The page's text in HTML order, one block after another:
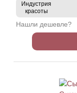
Индустрия
красоты
Нашли дешевле?